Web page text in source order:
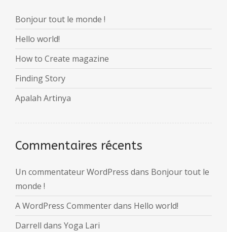
Bonjour tout le monde !
Hello world!
How to Create magazine
Finding Story
Apalah Artinya
Commentaires récents
Un commentateur WordPress dans Bonjour tout le
monde !
A WordPress Commenterdans Hello world!
Darrell dans Yoga Lari